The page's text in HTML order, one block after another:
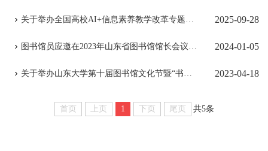
关于举办全国高校AI+信息素养教学改革专题研讨会暨优秀教学案例/课件征集... 2025-09-28
图书馆员应邀在2023年山东省图书馆馆长会议上作信息素养教育专题报告 2024-01-05
关于举办山东大学第十届图书馆文化节暨“书香满校园”活动的通知 2023-04-18
首页 上页 1 下页 尾页 共5条